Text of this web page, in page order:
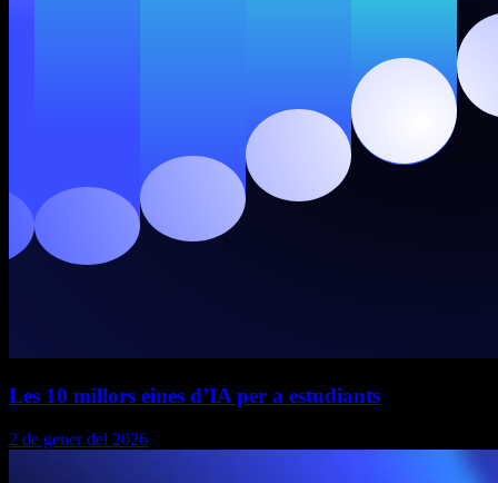
Les 10 millors eines d’IA per a estudiants
2 de gener del 2026